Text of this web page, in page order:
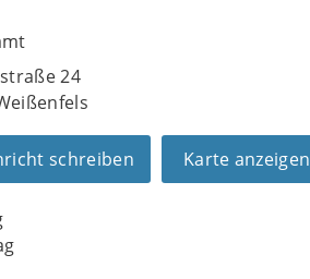
24
schreiben Karte anzeigen